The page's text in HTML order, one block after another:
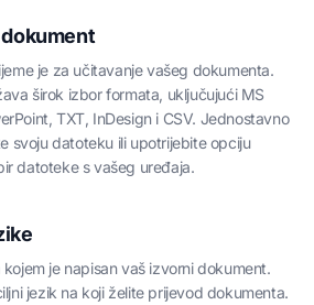
je za učitavanje vašeg dokumenta.
širok izbor formata, uključujući MS
TXT, InDesign i CSV. Jednostavno
svoju datoteku ili upotrijebite opciju
datoteke s vašeg uređaja.
je napisan vaš izvorni dokument.
jezik na koji želite prijevod dokumenta.